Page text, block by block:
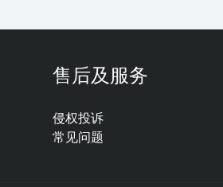
售后及服务
侵权投诉
常见问题